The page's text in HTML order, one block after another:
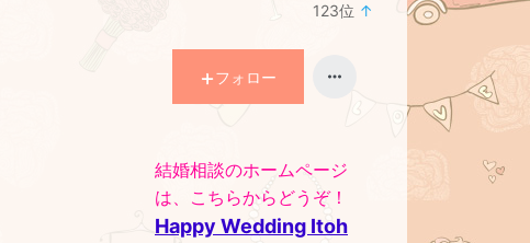
123位 ↑
フォロー
結婚相談のホームページ
は、こちらからどうぞ！
Happy Wedding Itoh